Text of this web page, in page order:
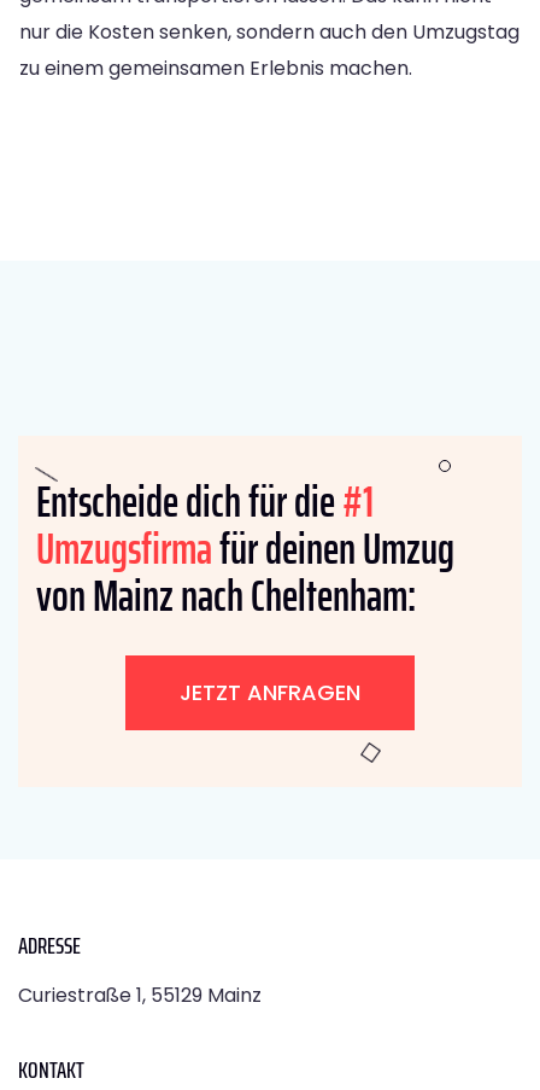
nur die Kosten senken, sondern auch den Umzugstag
zu einem gemeinsamen Erlebnis machen.
Entscheide dich für die#1
Umzugsfirmafür deinen Umzug
von Mainz nach Cheltenham:
JETZT ANFRAGEN
ADRESSE
Curiestraße 1, 55129 Mainz
KONTAKT